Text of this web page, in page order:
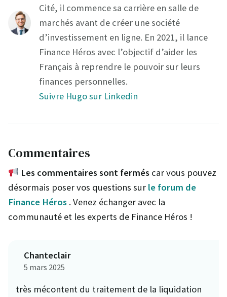
Cité, il commence sa carrière en salle de
marchés avant de créer une société
d’investissement en ligne. En 2021, il lance
Finance Héros avec l’objectif d’aider les
Français à reprendre le pouvoir sur leurs
finances personnelles.
Suivre Hugo sur Linkedin
Commentaires
Les commentaires sont fermés car vous pouvez
désormais poser vos questions sur le forum de
Finance Héros . Venez échanger avec la
communauté et les experts de Finance Héros !
Chanteclair
5 mars 2025
très mécontent du traitement de la liquidation